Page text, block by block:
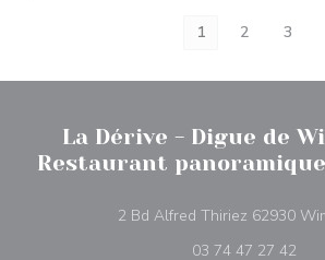
1 2 3
La Dérive - Digue de
Restaurant
2 Bd Alfred Thiriez 62930
03 74 47 27 42